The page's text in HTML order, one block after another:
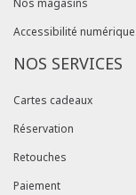
Nos magasins
Accessibilité numérique
NOS SERVICES
Cartes cadeaux
Réservation
Retouches
Paiement